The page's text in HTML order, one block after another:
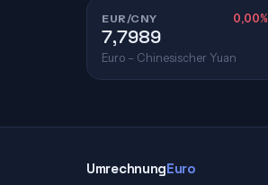
EUR/CNY 0,00%
7,7989
Euro – Chinesischer Yuan
UmrechnungEuro